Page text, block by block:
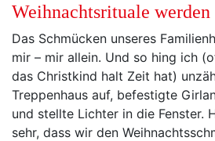
Weihnachtsrituale werden
Das Schmücken unseres
mir – mir allein. Und so hing ich
das Christkind halt Zeit hat)
Treppenhaus auf, befestigte
und stellte Lichter in die Fenster.
sehr, dass wir den